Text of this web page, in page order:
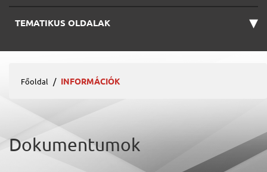
TEMATIKUS OLDALAK ▾
Főoldal INFORMÁCIÓK
Dokumentumok